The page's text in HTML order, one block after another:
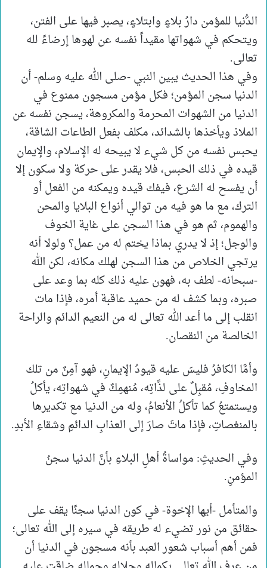
الدُّنيا للمؤمن دارُ بلاءٍ وابتلاءٍ، يصبر فيها على الفتن،
ويتحكم في شهواتها مقيداً نفسه عن لهوها إرضاءً لله
تعالى.
وفي هذا الحديث يبين النبي -صلى الله عليه وسلم- أن
الدنيا سجن المؤمن؛ فكل مؤمن مسجون ممنوع في
الدنيا من الشهوات المحرمة والمكروهة، يسجن نفسه عن
الملاذ ويأخذها بالشدائد، مكلف بفعل الطاعات الشاقة،
يحبس نفسه من كل شيء لا يبيحه له الإسلام، والإيمان
قيده في ذلك الحبس، فلا يقدر على حركة ولا سكون إلا
أن يفسح له الشرع، فيفك قيده ويمكنه من الفعل أو
الترك، مع ما هو فيه من توالي أنواع البلايا والمحن
والهموم، ثم هو في هذا السجن على غاية الخوف
والوجل؛ إذ لا يدري بماذا يختم له من عمل؟ ولولا أنه
يرتجي الخلاص من هذا السجن لهلك مكانه، لكن الله
-سبحانه- لطف به، فهون عليه ذلك كله بما وعد على
صبره، وبما كشف له من حميد عاقبة أمره، فإذا مات
انقلب إلى ما أعد الله تعالى له من النعيم الدائم والراحة
الخالصة من النقصان.
وأمَّا الكافرُ فليسَ عليه قيودُ الإيمانِ، فهو آمِنٌ من تلك
المخاوفِ، مُقبِلٌ على لذَّاتِه، مُنهمِكٌ في شهواتِه، يأكلُ
ويستمتعُ كما تأكلُ الأنعامُ، وله من الدنيا مع تكديرها
بالمنغصاتِ، فإذا ماتَ صارَ إلى العذابِ الدائمِ وشقاءِ الأبدِ.
وفي الحديثِ: مواساةُ أهلِ البلاءِ بأنَّ الدنيا سجنُ
المؤمنِ.
والمتأمل -أيها الإخوة- في كون الدنيا سجنًا يقف على
حقائق من نور تضيء له طريقه في سيره إلى الله تعالى؛
فمن أهم أسباب شعور العبد بأنه مسجون في الدنيا أن